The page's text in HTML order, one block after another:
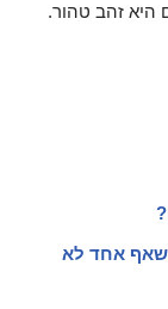
היא זהב טהור.
שאף אחד לא